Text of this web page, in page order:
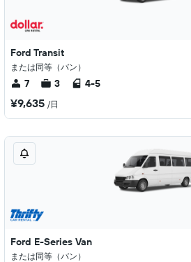
Ford Transit
または同等（バン）
7 3 4-5
¥9,635 /日
Ford E-Series Van
または同等（バン）